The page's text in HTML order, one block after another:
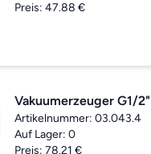
Preis: 47.88 €
Vakuumerzeuger G1/2"
Artikelnummer: 03.043.4
Auf Lager: 0
Preis: 78.21 €